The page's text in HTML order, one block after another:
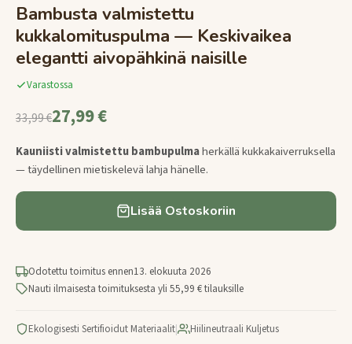
Bambusta valmistettu
kukkalomituspulma — Keskivaikea
elegantti aivopähkinä naisille
Varastossa
33,99 €27,99 €
Kauniisti valmistettu bambupulmaherkällä kukkakaiverruksella
— täydellinen mietiskelevä lahja hänelle.
Lisää Ostoskoriin
Odotettu toimitus ennen13. elokuuta 2026
Nauti ilmaisesta toimituksesta yli 55,99 € tilauksille
Ekologisesti Sertifioidut Materiaalit| Hiilineutraali Kuljetus